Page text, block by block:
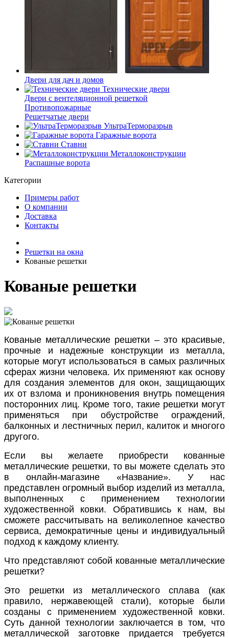
Двери для дач и домов
Технические двери
Двери с вентеляционной решеткой
Противопожарные
Решетчатые двери
УльтраТерморазрыв
Гаражные ворота
Ставни
Металлоконструкции
Распашные ворота
Категории
Примеры работ
О компании
Доставка
Контакты
Решетки на окна
Кованые решетки
Кованые решетки
Кованые металлические решетки – это красивые,
прочные и надежные конструкции из металла,
которые могут использоваться в самых различных
сферах жизни человека. Их применяют как основу
для создания элементов для окон, защищающих
их от взлома и проникновения внутрь помещения
посторонних лиц. Кроме того, такие решетки могут
применяться при обустройстве ограждений,
балконных и лестничных перил, калиток и многого
другого.
Если вы желаете приобрести кованные
металлические решетки, то вы можете сделать это
в онлайн-магазине «Название». У нас
представлен огромный выбор изделий из металла,
выполненных с применением технологии
художественной ковки. Обратившись к нам, вы
сможете рассчитывать на великолепное качество
сервиса, демократичные цены и индивидуальный
подход к каждому клиенту.
Что представляют собой кованные металлические
решетки?
Это решетки из металлического сплава (как
правило, нержавеющей стали), которые были
созданы с применением художественной ковки.
Суть данной технологии заключается в том, что
металлической заготовке придается требуется